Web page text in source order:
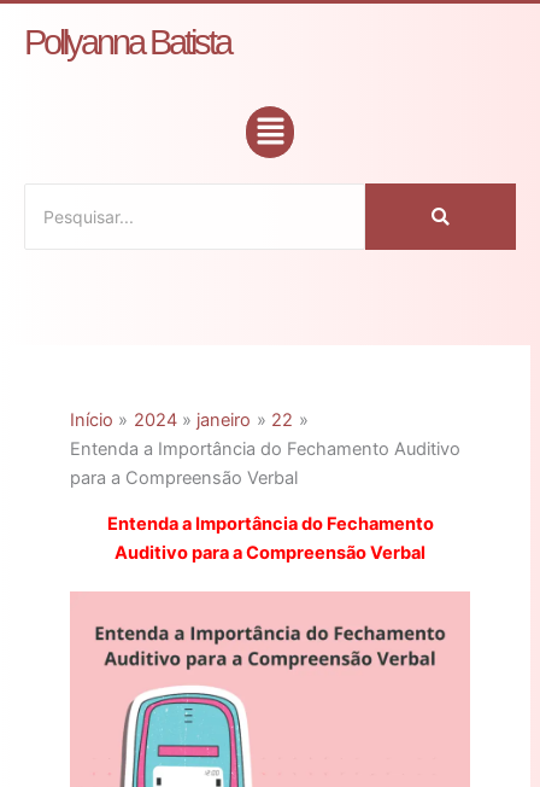
paraPollyanna Batista
Flyout
Menu
Início 2024 janeiro
22
Entenda a Importância do Fechamento Auditivo
para a Compreensão Verbal
Entenda a Importância do Fechamento
Auditivo para a Compreensão Verbal
a